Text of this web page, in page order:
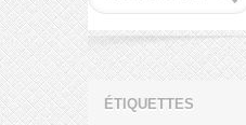
ÉTIQUETTES